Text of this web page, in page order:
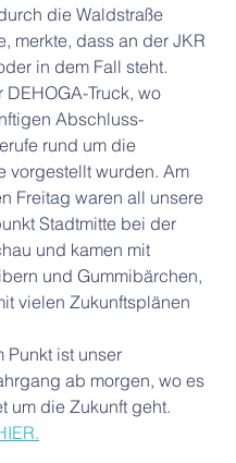
die Waldstraße
merkte, dass an der JKR
in dem Fall steht.
Truck, wo
Abschluss-
rund um die
vorgestellt wurden. Am
Freitag waren all unsere
Stadtmitte bei der
und kamen mit
und Gummibärchen,
vielen Zukunftsplänen
Punkt ist unser
ab morgen, wo es
um die Zukunft geht.